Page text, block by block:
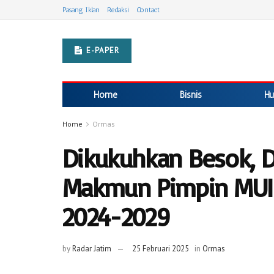
Pasang Iklan Redaksi Contact
E-PAPER
Home Bisnis
Home Ormas
Dikukuhkan Besok,
Makmun Pimpin
2024-2029
byRadar Jatim 25 Februari 2025 in Ormas